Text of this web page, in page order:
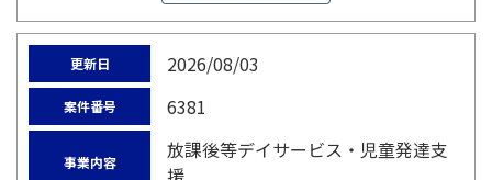
更新日 2026/08/03
案件番号 6381
事業内容
放課後等デイサービス・児童発達支